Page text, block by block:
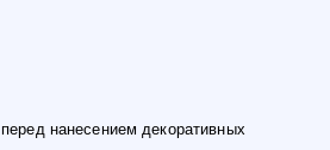
нанесением декоративных